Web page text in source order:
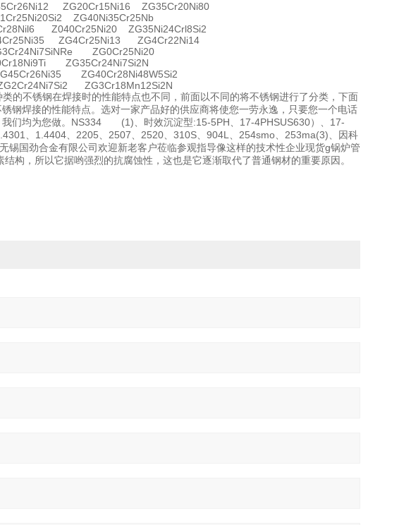
ZG20Cr15Ni16 ZG35Cr20Ni80
ZG40Ni35Cr25Nb
Z040Cr25Ni20 ZG35Ni24Crl8Si2
ZG4Cr25Ni13 ZG4Cr22Ni14
ZG0Cr25Ni20
ZG35Cr24Ni7Si2N
ZG40Cr28Ni48W5Si2
ZG3Cr18Mn12Si2N
不锈钢在焊接时的性能特点也不同，前面以不同的将不锈钢进行了分类，下面
钢焊接的性能特点。选对一家产品好的供应商将使您一劳永逸，只要您一个电话
我们均为您做。NS334 (1)、时效沉淀型:15-5PH、17-4PHSUS630）、17-
、1.4404、2205、2507、2520、310S、904L、254smo、253ma(3)、因科
国劲合金有限公司欢迎新老客户莅临参观指导像这样的技术性企业现货g锅炉管
构，所以它据哟强烈的抗腐蚀性，这也是它逐渐取代了普通钢材的重要原因。